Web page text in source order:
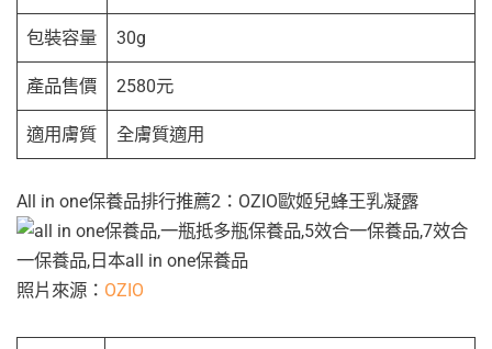
包裝容量 30g
產品售價 2580元
適用膚質 全膚質適用
All in one保養品排行推薦2：OZIO歐姬兒蜂王乳凝露
照片來源： OZIO